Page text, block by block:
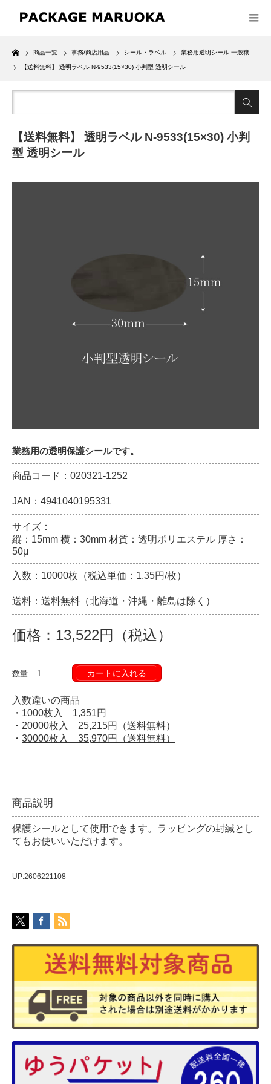
Home
商品一覧 事務/商店用品 シール・ラベル 業務用透明シール 一般糊
【送料無料】 透明ラベル N-9533(15×30) 小判型 透明シール
【送料無料】 透明ラベル N-9533(15×30) 小判
型 透明シール
業務用の透明保護シールです。
商品コード：020321-1252
JAN：4941040195331
サイズ：
縦：15mm 横：30mm 材質：透明ポリエステル 厚さ：
50μ
入数：10000枚（税込単価：1.35円/枚）
送料：送料無料（北海道・沖縄・離島は除く）
価格：13,522円（税込）
数量 カートに入れる
入数違いの商品
・ 1000枚入 1,351円
・ 20000枚入 25,215円（送料無料）
・ 30000枚入 35,970円（送料無料）
商品説明
保護シールとして使用できます。ラッピングの封緘とし
てもお使いいただけます。
UP:2606221108